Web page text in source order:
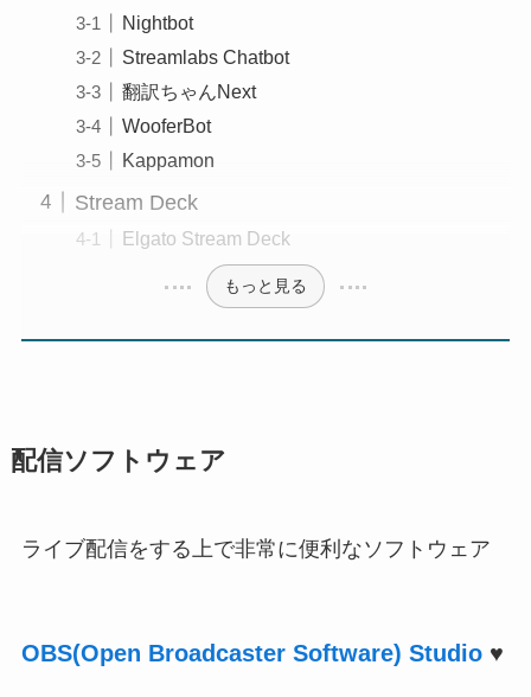
Nightbot
Streamlabs Chatbot
翻訳ちゃんNext
WooferBot
Kappamon
Stream Deck
Elgato Stream Deck
もっと見る
配信ソフトウェア
ライブ配信をする上で非常に便利なソフトウェア
OBS(Open Broadcaster Software) Studio♥